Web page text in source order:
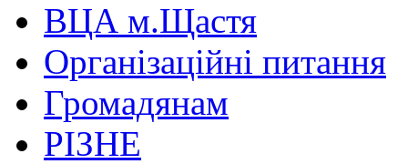
ВЦА м.Щастя
Організаційні питання
Громадянам
РІЗНЕ